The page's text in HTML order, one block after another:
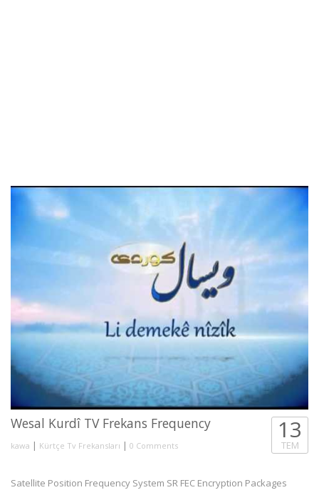
Wesal Kurdî TV Frekans Frequency
kawa | Kürtçe Tv Frekansları | 0 Comments
13
TEM
Satellite Position Frequency System SR FEC Encryption Packages